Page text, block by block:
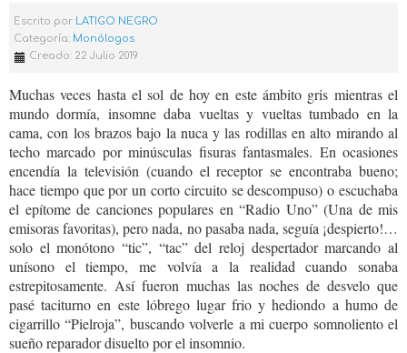
Escrito por LATIGO NEGRO
Categoría: Monólogos
Creado: 22 Julio 2019
Muchas veces hasta el sol de hoy en este ámbito gris mientras el
mundo dormía, insomne daba vueltas y vueltas tumbado en la
cama, con los brazos bajo la nuca y las rodillas en alto mirando al
techo marcado por minúsculas fisuras fantasmales. En ocasiones
encendía la televisión (cuando el receptor se encontraba bueno;
hace tiempo que por un corto circuito se descompuso) o escuchaba
el epítome de canciones populares en “Radio Uno” (Una de mis
emisoras favoritas), pero nada, no pasaba nada, seguía ¡despierto!…
solo el monótono “tic”, “tac” del reloj despertador marcando al
unísono el tiempo, me volvía a la realidad cuando sonaba
estrepitosamente. Así fueron muchas las noches de desvelo que
pasé taciturno en este lóbrego lugar frio y hediondo a humo de
cigarrillo “Pielroja”, buscando volverle a mi cuerpo somnoliento el
sueño reparador disuelto por el insomnio.